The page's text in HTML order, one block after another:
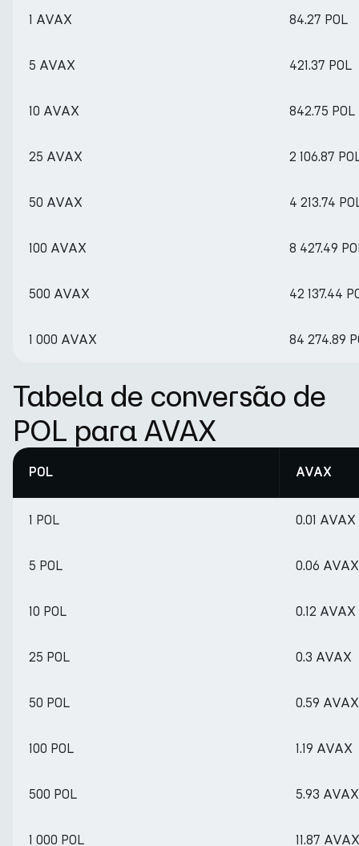
1 AVAX 84.27 POL
5 AVAX 421.37 POL
10 AVAX 842.75 POL
25 AVAX 2 106.87
50 AVAX 4 213.74
100 AVAX 8 427.49
500 AVAX 42 137.44
1 000 AVAX 84 274.89
Tabela de conversão de
POL para AVAX
POL AVAX
1 POL 0.01 AVAX
5 POL 0.06 AVAX
10 POL 0.12 AVAX
25 POL 0.3 AVAX
50 POL 0.59 AVAX
100 POL 1.19 AVAX
500 POL 5.93 AVAX
1 000 POL 11.87 AVAX